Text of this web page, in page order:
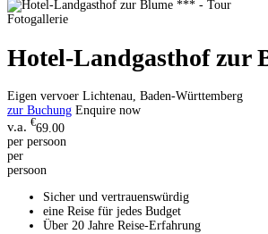
Fotogallerie
Hotel-Landgasthof zur
Eigen vervoer Lichtenau, Baden-Württemberg
zur Buchung Enquire now
€69.00
per persoon
per
persoon
Sicher und vertrauenswürdig
eine Reise für jedes Budget
Über 20 Jahre Reise-Erfahrung